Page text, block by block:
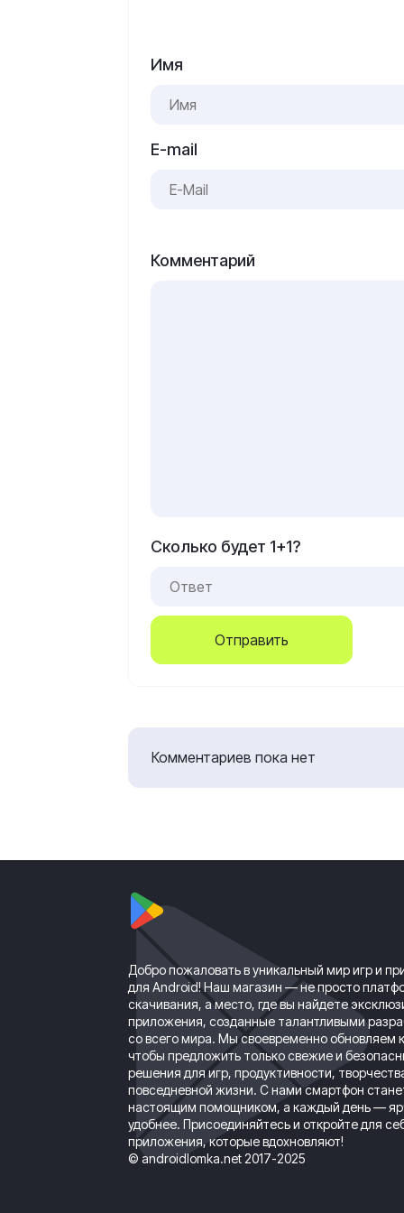
Имя
E-mail
Комментарий
Сколько будет 1+1?
Отправить
Комментариев пока нет
Добро пожаловать в уникальный мир игр и
для Android! Наш магазин — не просто
скачивания, а место, где вы найдете
приложения, созданные талантливыми
со всего мира. Мы своевременно обновляем
чтобы предложить только свежие и
решения для игр, продуктивности,
повседневной жизни. С нами смартфон
настоящим помощником, а каждый день —
удобнее. Присоединяйтесь и откройте для
приложения, которые вдохновляют!
© androidlomka.net 2017-2025